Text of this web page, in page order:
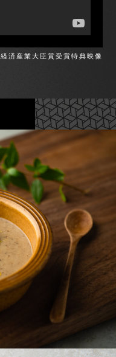
経済産業大臣賞受賞特典映像